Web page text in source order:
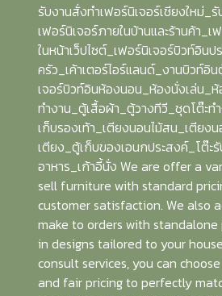
รับงานสั่งทำเฟอร์นิเจอร์เชียงใหม่_
เฟอร์นิเจอร์ภายในบ้านและร้านค้า_
ในหน้าเว็ปไซต์_เฟอร์นิเจอร์บิวท์อินป
ครัว_เค้าเตอร์ไอร์แลนด์_งานบิวท์อิ
เจอร์บิวท์อินห้องนอน_ห้องนั่งเล่น_
ทำงาน_ตู้เสื้อผ้า_ตู้วางทีวี_ชุดโต๊ะ
เก็บรองเท้า_เตียงนอนไม้สน_เตียง
เตียง_ตู้เก็บของเอนกประสงค์_โต๊ะรั
อาหาร_เก้าอี้นั่ง We are offer a
sell furniture with standard
customer satisfaction. We also
make to orders with
in designs tailored to your
consult services, you can
and fair pricing to perfectly